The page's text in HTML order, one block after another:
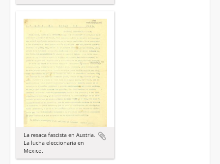
La resaca fascista en Austria.
La lucha eleccionaria en
México.